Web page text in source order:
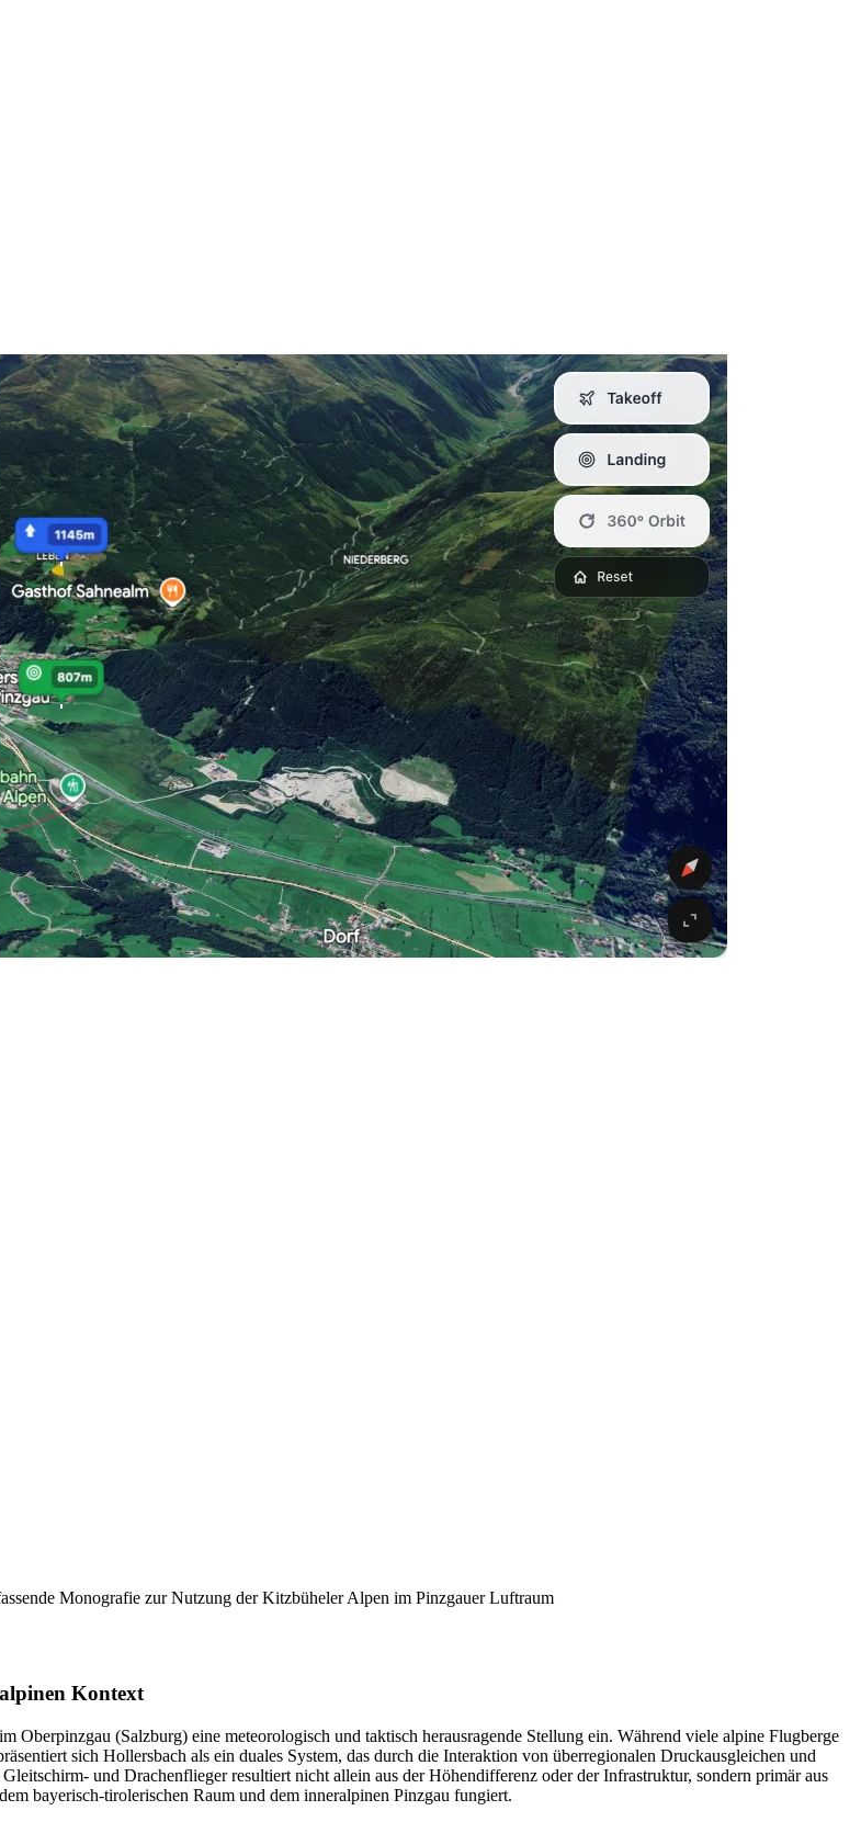
Monografie zur Nutzung der Kitzbüheler Alpen im Pinzgauer Luftraum
Kontext
(Salzburg) eine meteorologisch und taktisch herausragende Stellung ein. Während viele alpine Flugberge
sich Hollersbach als ein duales System, das durch die Interaktion von überregionalen Druckausgleichen und
und Drachenflieger resultiert nicht allein aus der Höhendifferenz oder der Infrastruktur, sondern primär aus
bayerisch-tirolerischen Raum und dem inneralpinen Pinzgau fungiert.